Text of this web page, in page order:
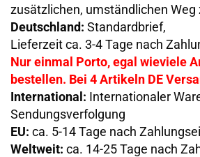
zusätzlichen, umständlichen Weg
Deutschland: Standardbrief,
Lieferzeit ca. 3-4 Tage nach
Nur einmal Porto, egal wieviele
bestellen. Bei 4 Artikeln DE
International: Internationaler
Sendungsverfolgung
EU: ca. 5-14 Tage nach
Weltweit: ca. 14-25 Tage nach